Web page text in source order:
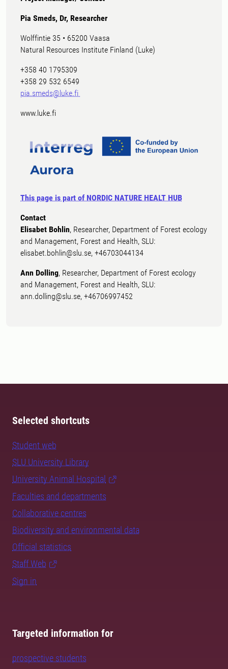
Pia Smeds, Dr, Researcher
Wolffintie 35 • 65200 Vaasa
Natural Resources Institute Finland (Luke)
+358 40 1795309
+358 29 532 6549
pia.smeds@luke.fi
www.luke.fi
This page is part of NORDIC NATURE HEALT HUB
Contact
Elisabet Bohlin, Researcher, Department of Forest ecology
and Management, Forest and Health, SLU:
elisabet.bohlin@slu.se, +46703044134
Ann Dolling, Researcher, Department of Forest ecology
and Management, Forest and Health, SLU:
ann.dolling@slu.se, +46706997452
Selected shortcuts
Student web
SLU University Library
University Animal Hospital
Faculties and departments
Collaborative centres
Biodiversity and environmental data
Official statistics
Staff Web
Sign in
Targeted information for
prospective students